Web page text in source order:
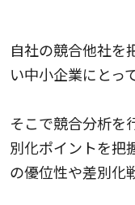
自社の競合他社を
い中小企業にとっ
そこで競合分析を
別化ポイントを把
の優位性や差別化